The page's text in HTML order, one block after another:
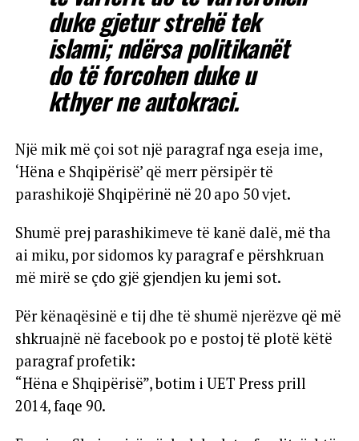
duke gjetur strehë tek
islami; ndërsa politikanët
do të forcohen duke u
kthyer ne autokraci.
Një mik më çoi sot një paragraf nga eseja ime,
‘Hëna e Shqipërisë’ që merr përsipër të
parashikojë Shqipërinë në 20 apo 50 vjet.
Shumë prej parashikimeve të kanë dalë, më tha
ai miku, por sidomos ky paragraf e përshkruan
më mirë se çdo gjë gjendjen ku jemi sot.
Për kënaqësinë e tij dhe të shumë njerëzve që më
shkruajnë në facebook po e postoj të plotë këtë
paragraf profetik:
“Hëna e Shqipërisë”, botim i UET Press prill
2014, faqe 90.